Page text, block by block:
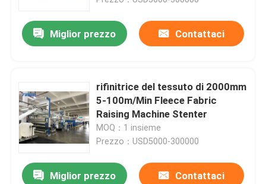
Miglior prezzo Contattaci
rifinitrice del tessuto di 2000mm
5-100m/Min Fleece Fabric
Raising Machine Stenter
MOQ：1 insieme
Prezzo：USD5000-300000
Miglior prezzo Contattaci